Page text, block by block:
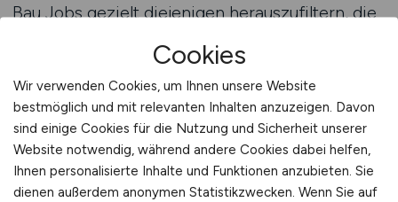
Bau Jobs gezielt diejenigen herauszufiltern, die
lange Listen unübersichtlich zu durchscrollen,
ermöglicht ein Jobfinder eine klare und
überschaubare Darstellung relevanter
Angebote. Das spart Zeit und reduziert den
Aufwand erheblich.
Cookies
Wir verwenden Cookies, um Ihnen unsere Website
bestmöglich und mit relevanten Inhalten anzuzeigen. Davon
sind einige Cookies für die Nutzung und Sicherheit unserer
Website notwendig, während andere Cookies dabei helfen,
Ihnen personalisierte Inhalte und Funktionen anzubieten. Sie
dienen außerdem anonymen Statistikzwecken. Wenn Sie auf